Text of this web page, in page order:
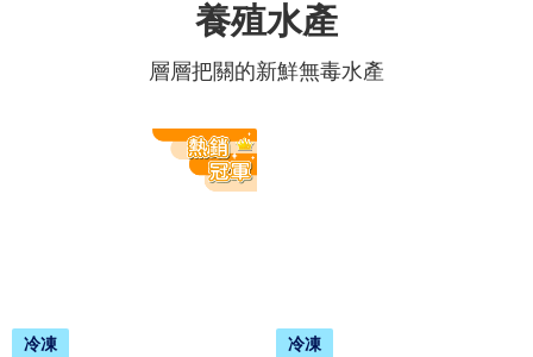
養殖水產
層層把關的新鮮無毒水產
冷凍 冷凍